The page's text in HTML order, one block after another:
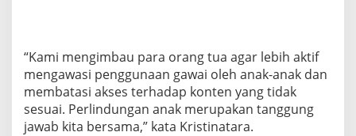
“Kami mengimbau para orang tua agar lebih aktif
mengawasi penggunaan gawai oleh anak-anak dan
membatasi akses terhadap konten yang tidak
sesuai. Perlindungan anak merupakan tanggung
jawab kita bersama,” kata Kristinatara.